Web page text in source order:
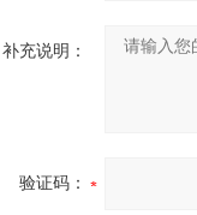
补充说明：
验证码：